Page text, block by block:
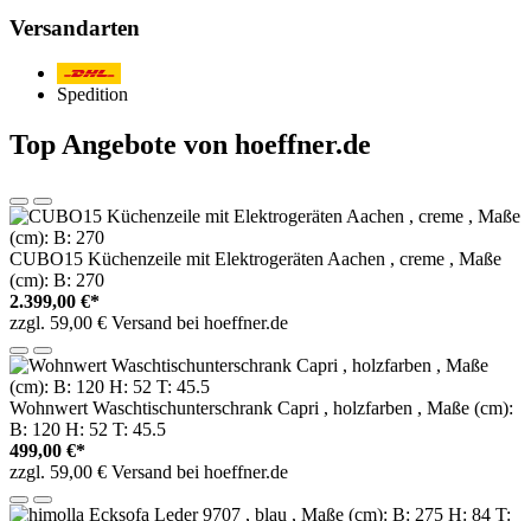
Versandarten
Spedition
Top Angebote von hoeffner.de
CUBO15 Küchenzeile mit Elektrogeräten Aachen , creme , Maße
(cm): B: 270
2.399,00 €*
zzgl. 59,00 € Versand bei hoeffner.de
Wohnwert Waschtischunterschrank Capri , holzfarben , Maße (cm):
B: 120 H: 52 T: 45.5
499,00 €*
zzgl. 59,00 € Versand bei hoeffner.de